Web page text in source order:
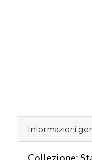
Informazioni
Collezione: